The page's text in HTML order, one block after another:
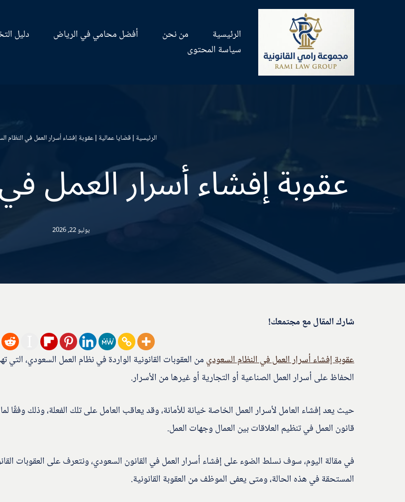
الرئيسية من نحن أفضل محامي في الرياض دليل
سياسة المحتوى
الرئيسية |قضايا عمالية |عقوبة إفشاء أسرار العمل في النظام
عقوبة إفشاء أسرار العمل
يوليو 22, 2026
شارك المقال مع مجتمعك!
عقوبة إفشاء أسرار العمل في النظام السعوديمن العقوبات القانونية الواردة في نظام العمل السعودي، التي
الحفاظ على أسرار العمل الصناعية أو التجارية أو غيرها من الأسرار.
حيث يعد إفشاء العامل لأسرار العمل الخاصة خيانة للأمانة، وقد يعاقب العامل على تلك الفعلة، وذلك وفقًا
قانون العمل في تنظيم العلاقات بين العمال وجهات العمل.
في مقالة اليوم، سوف نسلط الضوء على إفشاء أسرار العمل في القانون السعودي، ونتعرف على العقوبات
المستحقة في هذه الحالة، ومتى يعفى الموظف من العقوبة القانونية.